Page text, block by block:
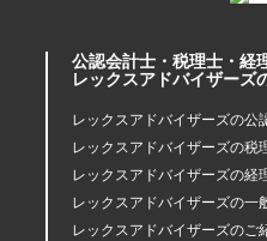
公認会計士・税理士・経
レックスアドバイザーズ
レックスアドバイザーズの公
レックスアドバイザーズの税
レックスアドバイザーズの経
レックスアドバイザーズの一
レックスアドバイザーズのご